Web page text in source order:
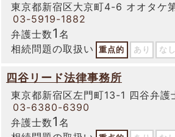
東京都新宿区大京町4-6 オオタケ
03-5919-1882
弁護士数1 名
相続問題の取扱い
重点的 あり なし
四谷リード法律事務所
東京都新宿区左門町13-1 四谷弁
03-6380-6390
弁護士数1 名